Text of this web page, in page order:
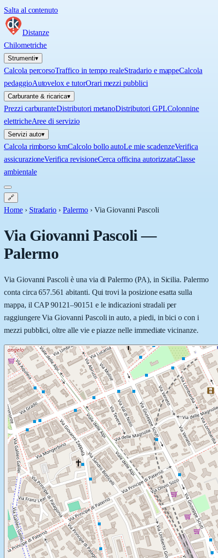
Salta al contenuto
Distanze
Chilometriche
Strumenti▾
Calcola percorsoTraffico in tempo realeStradario e mappeCalcola
pedaggioAutovelox e tutorOrari mezzi pubblici
Carburante & ricarica▾
Prezzi carburanteDistributori metanoDistributori GPLColonnine
elettricheAree di servizio
Servizi auto▾
Calcola rimborso kmCalcolo bollo autoLe mie scadenzeVerifica
assicurazioneVerifica revisioneCerca officina autorizzataClasse
ambientale
🔗
Home › Stradario › Palermo › Via Giovanni Pascoli
Via Giovanni Pascoli—
Palermo
Via Giovanni Pascoli è una via di Palermo (PA), in Sicilia. Palermo
conta circa 657.561 abitanti. Qui trovi la posizione esatta sulla
mappa, il CAP 90121–90151 e le indicazioni stradali per
raggiungere Via Giovanni Pascoli in auto, a piedi, in bici o con i
mezzi pubblici, oltre alle vie e piazze nelle immediate vicinanze.